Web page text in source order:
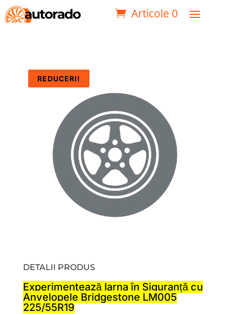
Articole 0
REDUCERI!
DETALII PRODUS
Experimentează Iarna în Siguranță cu
Anvelopele Bridgestone LM005
225/55R19